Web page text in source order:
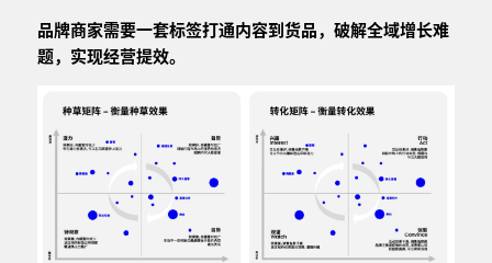
品牌商家需要一套标签打通内容到货品，破解全域增长难
题，实现经营提效。